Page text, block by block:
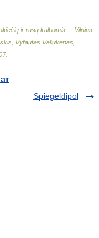
ir rusų kalbomis. – Vilnius :
Vytautas Valiukėnas,
.
Spiegeldipol